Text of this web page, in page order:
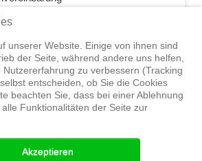
Segeltörns Service
Elvstrøm
Sicherheit auf
unserer Website. Einige von ihnen sind
der Seite, während andere uns helfen,
zu verbessern (Tracking
entscheiden, ob Sie die Cookies
beachten Sie, dass bei einer Ablehnung
Funktionalitäten der Seite zur
Akzeptieren